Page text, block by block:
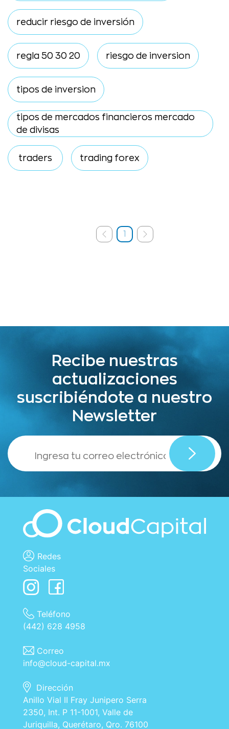
reducir riesgo de inversión
regla 50 30 20 riesgo de inversion
tipos de inversion
tipos de mercados financieros mercado
de divisas
traders trading forex
1
Recibe nuestras
actualizaciones
suscribiéndote a nuestro
Newsletter
,
Redes
Sociales
Teléfono
(442) 628 4958
Correo
info@cloud-capital.mx
Dirección
Anillo Vial II Fray Junipero Serra
2350, Int. P 11-1001, Valle de
Juriquilla, Querétaro, Qro. 76100